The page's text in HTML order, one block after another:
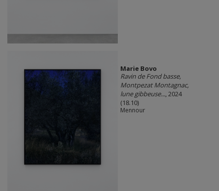
Marie Bovo
Ravin de Fond basse,
Montpezat Montagnac,
lune gibbeuse..., 2024
(18.10)
Mennour